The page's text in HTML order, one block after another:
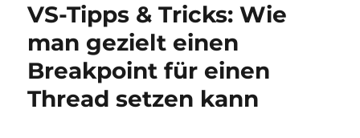
VS-Tipps & Tricks: Wie
man gezielt einen
Breakpoint für einen
Thread setzen kann